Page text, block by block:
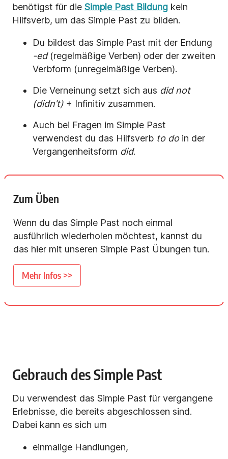
benötigst für die Simple Past Bildung kein
Hilfsverb, um das Simple Past zu bilden.
Du bildest das Simple Past mit der Endung
-ed (regelmäßige Verben) oder der zweiten
Verbform (unregelmäßige Verben).
Die Verneinung setzt sich aus did not
(didn’t) + Infinitiv zusammen.
Auch bei Fragen im Simple Past
verwendest du das Hilfsverb to do in der
Vergangenheitsform did.
Zum Üben
Wenn du das Simple Past noch einmal
ausführlich wiederholen möchtest, kannst du
das hier mit unseren Simple Past Übungen tun.
Mehr Infos >>
Gebrauch des Simple Past
Du verwendest das Simple Past für vergangene
Erlebnisse, die bereits abgeschlossen sind.
Dabei kann es sich um
einmalige Handlungen,